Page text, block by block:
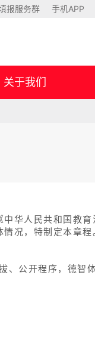
报服务群 手机APP
关于我们
华人民共和国教
况，特制定本章程
公开程序，德智